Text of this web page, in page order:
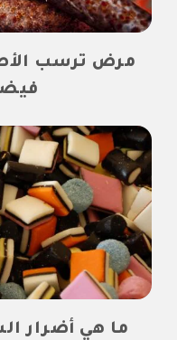
مرض ترسب
ما هي أضرار